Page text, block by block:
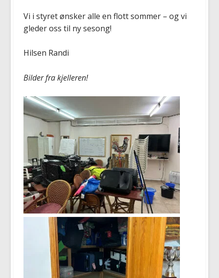
Vi i styret ønsker alle en flott sommer – og vi
gleder oss til ny sesong!
Hilsen Randi
Bilder fra kjelleren!